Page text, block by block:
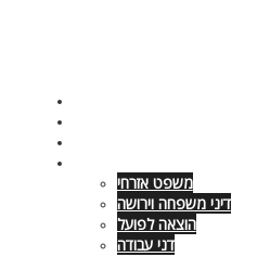
משפט אזרחי
דיני משפחה וירושה
הוצאה לפועל
דני עבודה